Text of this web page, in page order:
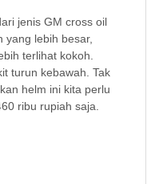
jenis GM cross oil
lebih besar,
terlihat kokoh.
turun kebawah. Tak
helm ini kita perlu
ribu rupiah saja.